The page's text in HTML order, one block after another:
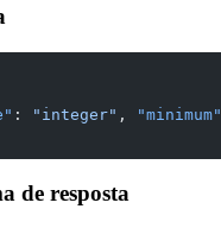
: "integer" , "minimum"
de resposta